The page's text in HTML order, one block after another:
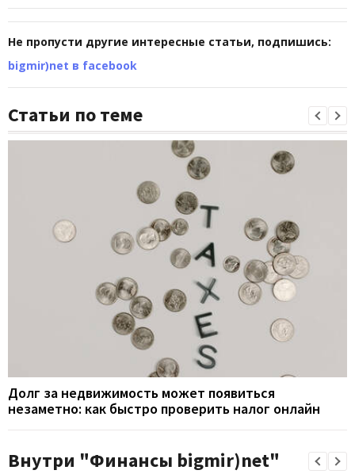
Не пропусти другие интересные статьи, подпишись:
bigmir)net в facebook
Статьи по теме
Долг за недвижимость может появиться
незаметно: как быстро проверить налог онлайн
Внутри "Финансы bigmir)net"